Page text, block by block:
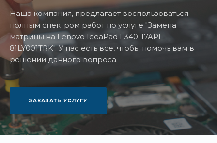
Наша компания, предлагает воспользоваться
полным спектром работ по услуге "Замена
матрицы на Lenovo IdeaPad L340-17API-
81LY001TRK". У нас есть все, чтобы помочь вам в
решении данного вопроса.
ЗАКАЗАТЬ УСЛУГУ